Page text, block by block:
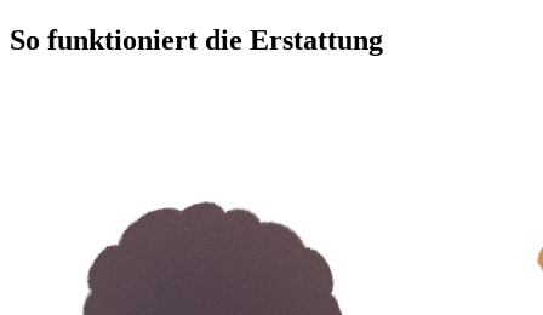
So funktioniert die Erstattung